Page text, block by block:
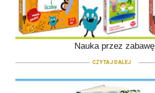
Nauka przez zabawę
CZYTAJ DALEJ